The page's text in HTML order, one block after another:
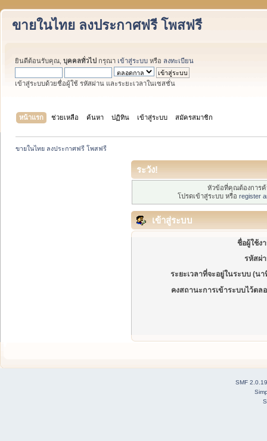
ขายในไทย ลงประกาศฟรี โพสฟรี
ยินดีต้อนรับคุณ, บุคคลทั่วไป กรุณา เข้าสู่ระบบ หรือ ลงทะเบียน
เข้าสู่ระบบด้วยชื่อผู้ใช้ รหัสผ่าน และระยะเวลาในเซสชั่น
หน้าแรก ช่วยเหลือ ค้นหา ปฏิทิน เข้าสู่ระบบ สมัครสมาชิก
ขายในไทย ลงประกาศฟรี โพสฟรี
ระวัง!
หัวข้อที่คุณต้องการ
โปรดเข้าสู่ระบบ หรือ register
เข้าสู่ระบบ
ชื่อผู้ใช้ง
รหัสผ่
ระยะเวลาที่จะอยู่ในระบบ (นา
คงสถานะการเข้าระบบไว้ตล
SMF 2.0.19